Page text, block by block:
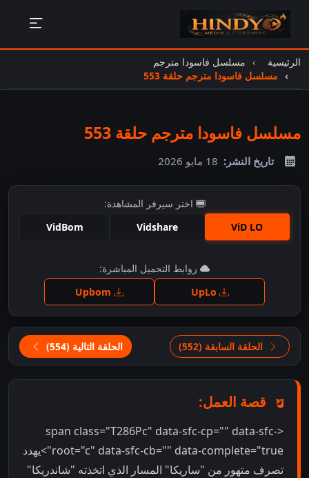
الرئيسية
مسلسل فاسودا مترجم
مسلسل فاسودا مترجم حلقة 553
مسلسل فاسودا مترجم حلقة 553
تاريخ النشر: 18 مايو 2026
اختر سيرفر المشاهدة:
ViD LO
Vidshare
VidBom
اضغط للمشاهدة
روابط التحميل المباشرة:
الحلقة السابقة (552) الحلقة التالية (554)
قصة العمل:
<span class="T286Pc" data-sfc-cp="" data-sfc-
root="c" data-sfc-cb="" data-complete="true">يهدد
تصرف متهور من "ساريكا" المسار الذي اتخذته "شاندريكا"